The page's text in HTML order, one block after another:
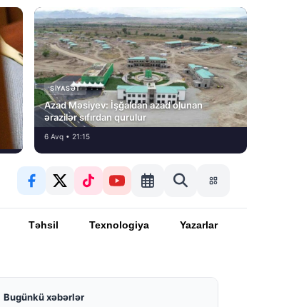
SIYASƏT
Azad Məsiyev: İşğaldan azad olunan
ərazilər sıfırdan qurulur
6 Avq • 21:15
Təhsil Texnologiya Yazarlar
Bugünkü xəbərlər